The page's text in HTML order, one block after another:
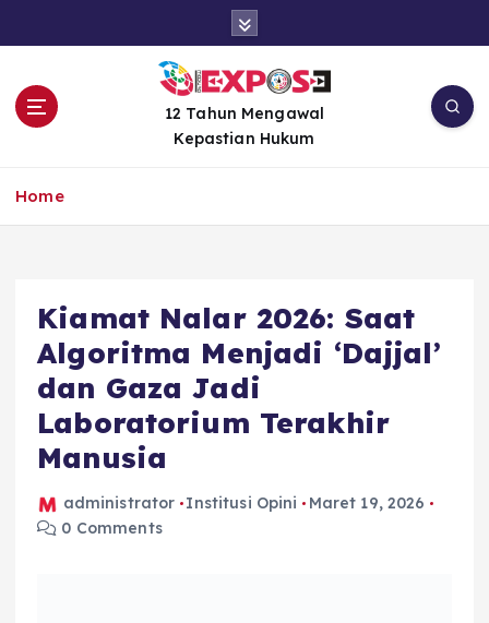
12 Tahun Mengawal
Kepastian Hukum
Home
Kiamat Nalar 2026: Saat
Algoritma Menjadi ‘Dajjal’
dan Gaza Jadi
Laboratorium Terakhir
Manusia
administrator Institusi Opini
Maret 19, 2026
0 Comments